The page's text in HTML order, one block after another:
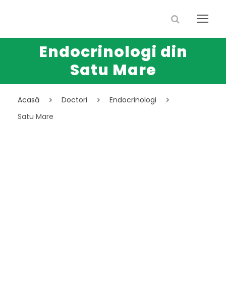
Endocrinologi din
Satu Mare
Acasă Doctori
Endocrinologi
Satu Mare